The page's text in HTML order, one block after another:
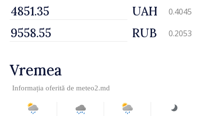
UAH 0.4045
RUB 0.2053
Vremea
Informația oferită de meteo2.md